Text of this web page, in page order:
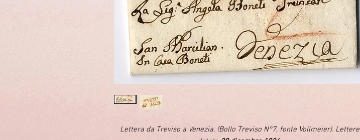
Lettera da Treviso a Venezia. (Bollo Treviso N°7, fonte Vollmeier). Lettere